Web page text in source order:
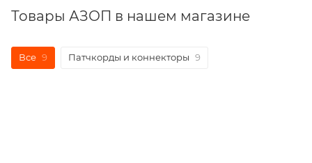
Товары АЗОП в нашем магазине
Все 9 Патчкорды и коннекторы 9